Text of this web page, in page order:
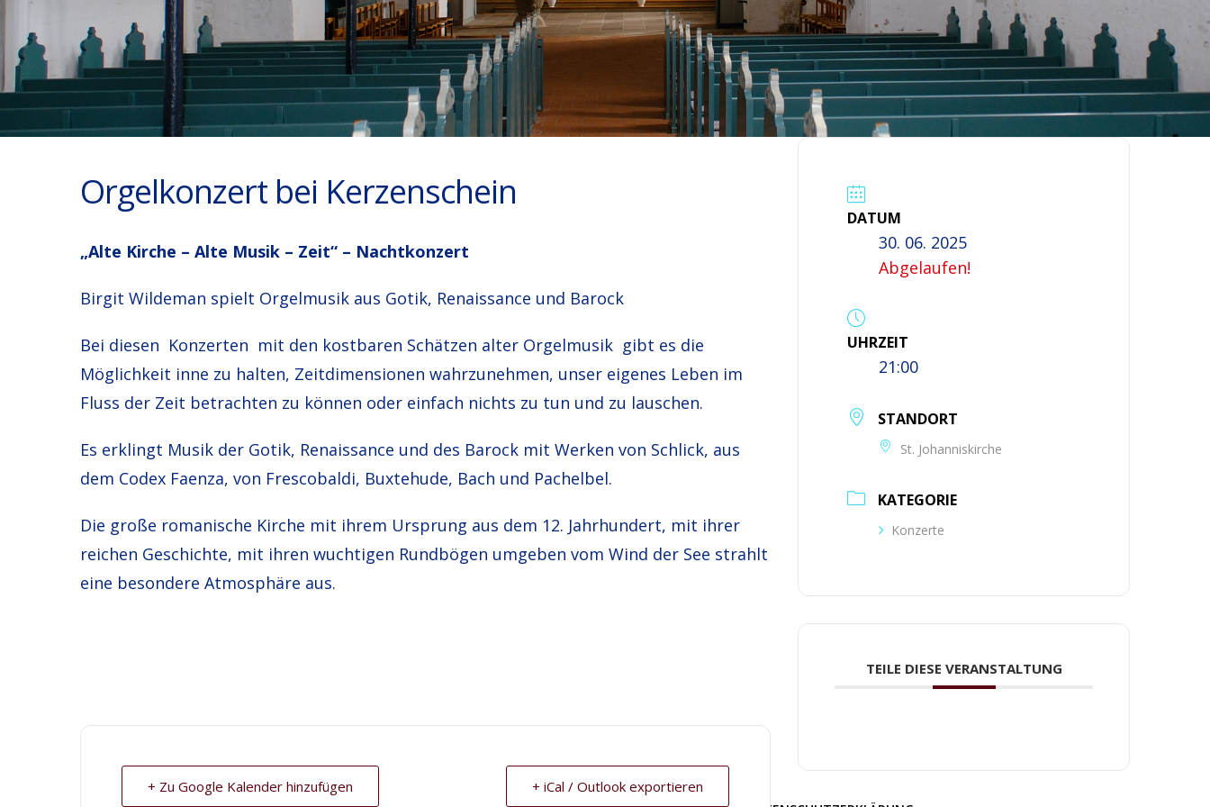
Orgelkonzert bei Kerzenschein
„Alte Kirche – Alte Musik – Zeit“ – Nachtkonzert
Birgit Wildeman spielt Orgelmusik aus Gotik, Renaissance und Barock
Bei diesen Konzerten mit den kostbaren Schätzen alter Orgelmusik gibt es die
Möglichkeit inne zu halten, Zeitdimensionen wahrzunehmen, unser eigenes Leben im
Fluss der Zeit betrachten zu können oder einfach nichts zu tun und zu lauschen.
Es erklingt Musik der Gotik, Renaissance und des Barock mit Werken von Schlick, aus
dem Codex Faenza, von Frescobaldi, Buxtehude, Bach und Pachelbel.
Die große romanische Kirche mit ihrem Ursprung aus dem 12. Jahrhundert, mit ihrer
reichen Geschichte, mit ihren wuchtigen Rundbögen umgeben vom Wind der See strahlt
eine besondere Atmosphäre aus.
+ Zu Google Kalender hinzufügen + iCal / Outlook exportieren
DATUM
30. 06. 2025
Abgelaufen!
UHRZEIT
21:00
STANDORT
St. Johanniskirche
KATEGORIE
Konzerte
TEILE DIESE VERANSTALTUNG
© 2026 Ev.-luth. Kirchengemeinde St. Johannis auf Föhr. Created for free